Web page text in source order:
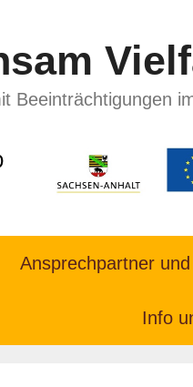
Beeinträchtigungen
Ansprechpartner
Info